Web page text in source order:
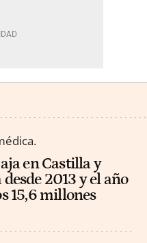
en Castilla y
2013 y el año
15,6 millones